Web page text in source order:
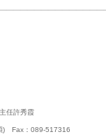
任許秀霞
) Fax：089-517316